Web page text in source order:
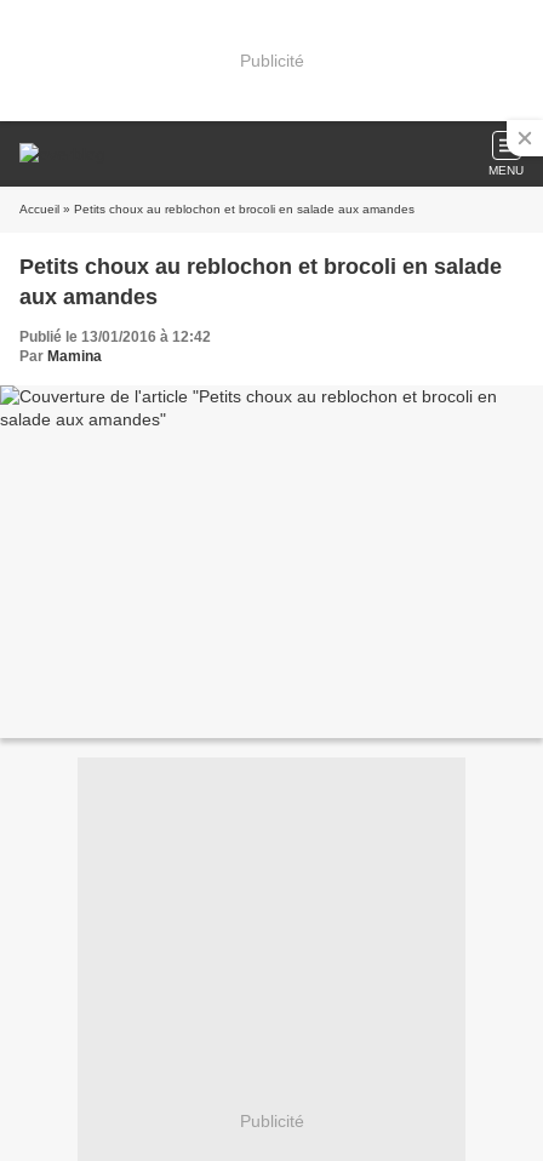
Publicité
MENU
Accueil » Petits choux au reblochon et brocoli en salade aux amandes
Petits choux au reblochon et brocoli en salade
aux amandes
Publié le 13/01/2016 à 12:42
Par Mamina
Publicité